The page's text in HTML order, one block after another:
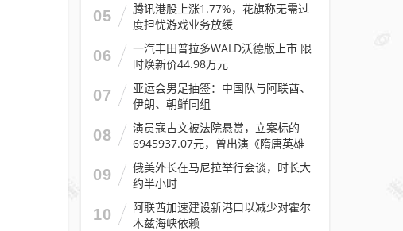
05
腾讯港股上涨1.77%，花旗称无需过
度担忧游戏业务放缓
06
一汽丰田普拉多WALD沃德版上市 限
时焕新价44.98万元
07
亚运会男足抽签：中国队与阿联酋、
伊朗、朝鲜同组
08
演员寇占文被法院悬赏，立案标的
6945937.07元，曾出演《隋唐英雄
传》《逐玉》《镖人》等
09
俄美外长在马尼拉举行会谈，时长大
约半小时
10
阿联酋加速建设新港口以减少对霍尔
木兹海峡依赖